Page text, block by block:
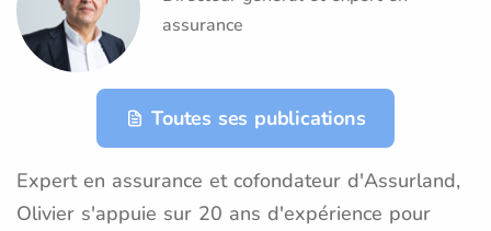
assurance
Toutes ses publications
Expert en assurance et cofondateur d'Assurland,
Olivier s'appuie sur 20 ans d'expérience pour